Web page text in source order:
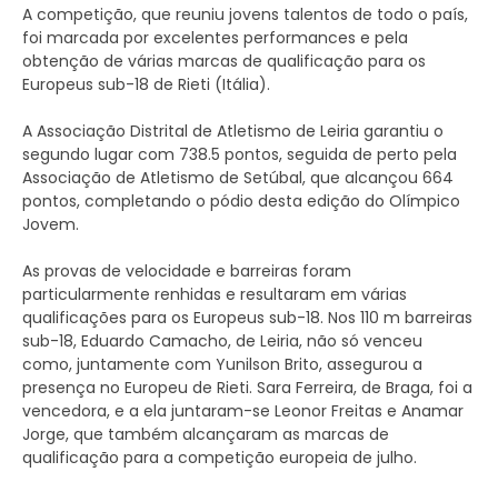
A competição, que reuniu jovens talentos de todo o país,
foi marcada por excelentes performances e pela
obtenção de várias marcas de qualificação para os
Europeus sub-18 de Rieti (Itália).
A Associação Distrital de Atletismo de Leiria garantiu o
segundo lugar com 738.5 pontos, seguida de perto pela
Associação de Atletismo de Setúbal, que alcançou 664
pontos, completando o pódio desta edição do Olímpico
Jovem.
As provas de velocidade e barreiras foram
particularmente renhidas e resultaram em várias
qualificações para os Europeus sub-18. Nos 110 m barreiras
sub-18, Eduardo Camacho, de Leiria, não só venceu
como, juntamente com Yunilson Brito, assegurou a
presença no Europeu de Rieti. Sara Ferreira, de Braga, foi a
vencedora, e a ela juntaram-se Leonor Freitas e Anamar
Jorge, que também alcançaram as marcas de
qualificação para a competição europeia de julho.